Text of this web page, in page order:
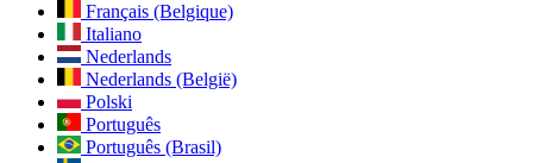
Français (Belgique)
Italiano
Nederlands
Nederlands (België)
Polski
Português
Português (Brasil)